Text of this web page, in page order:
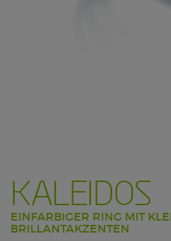
KALEIDOS
EINFARBIGER RING MIT
BRILLANTAKZENTEN